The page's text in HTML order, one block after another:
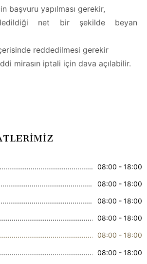
başvuru yapılması gerekir,
net bir şekilde beyan
reddedilmesi gerekir
mirasın iptali için dava açılabilir.
08:00 - 18:00
08:00 - 18:00
08:00 - 18:00
08:00 - 18:00
08:00 - 18:00
08:00 - 18:00